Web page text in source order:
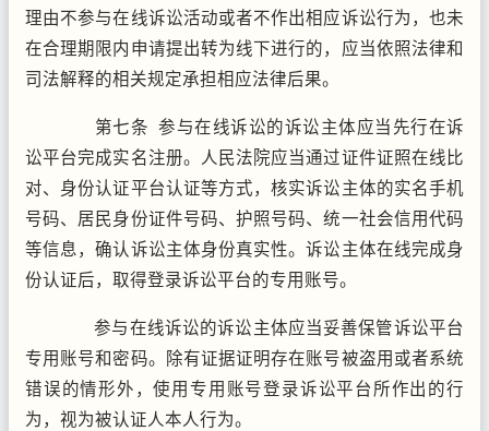
理由不参与在线诉讼活动或者不作出相应诉讼行为，也未
在合理期限内申请提出转为线下进行的，应当依照法律和
司法解释的相关规定承担相应法律后果。
第七条 参与在线诉讼的诉讼主体应当先行在诉
讼平台完成实名注册。人民法院应当通过证件证照在线比
对、身份认证平台认证等方式，核实诉讼主体的实名手机
号码、居民身份证件号码、护照号码、统一社会信用代码
等信息，确认诉讼主体身份真实性。诉讼主体在线完成身
份认证后，取得登录诉讼平台的专用账号。
参与在线诉讼的诉讼主体应当妥善保管诉讼平台
专用账号和密码。除有证据证明存在账号被盗用或者系统
错误的情形外，使用专用账号登录诉讼平台所作出的行
为，视为被认证人本人行为。